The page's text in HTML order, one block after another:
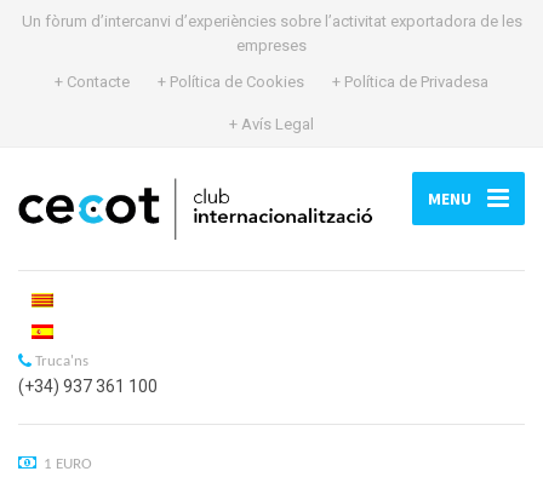
Un fòrum d’intercanvi d’experiències sobre l’activitat exportadora de les
empreses
+ Contacte
+ Política de Cookies + Política de Privadesa
+ Avís Legal
MENU
Truca'ns
(+34) 937 361 100
1 EURO